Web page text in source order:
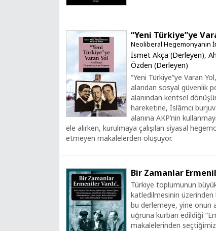
“Yeni Türkiye”ye
Neoliberal Hegemonyanın
İsmet Akça (Derleyen),
Özden (Derleyen)
“Yeni Türkiye”ye Varan
alandan sosyal güvenlik
alanından kentsel
hareketine, İslâmcı
alanına AKP’nin
ele alırken, kurulmaya çalışılan siyasal
etmeyen makalelerden oluşuyor.
Bir Zamanlar
Türkiye toplumunun
katledilmesinin üzerinden
bu derlemeye, yine onun
uğruna kurban edildiği
makalelerinden seçtiğimiz